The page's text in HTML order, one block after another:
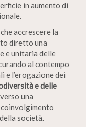
in aumento di
accrescere la
diretto una
e unitaria delle
al contempo
e l’erogazione dei
e delle
una
società.